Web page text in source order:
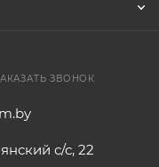
ЗВОНОК
с/с, 22